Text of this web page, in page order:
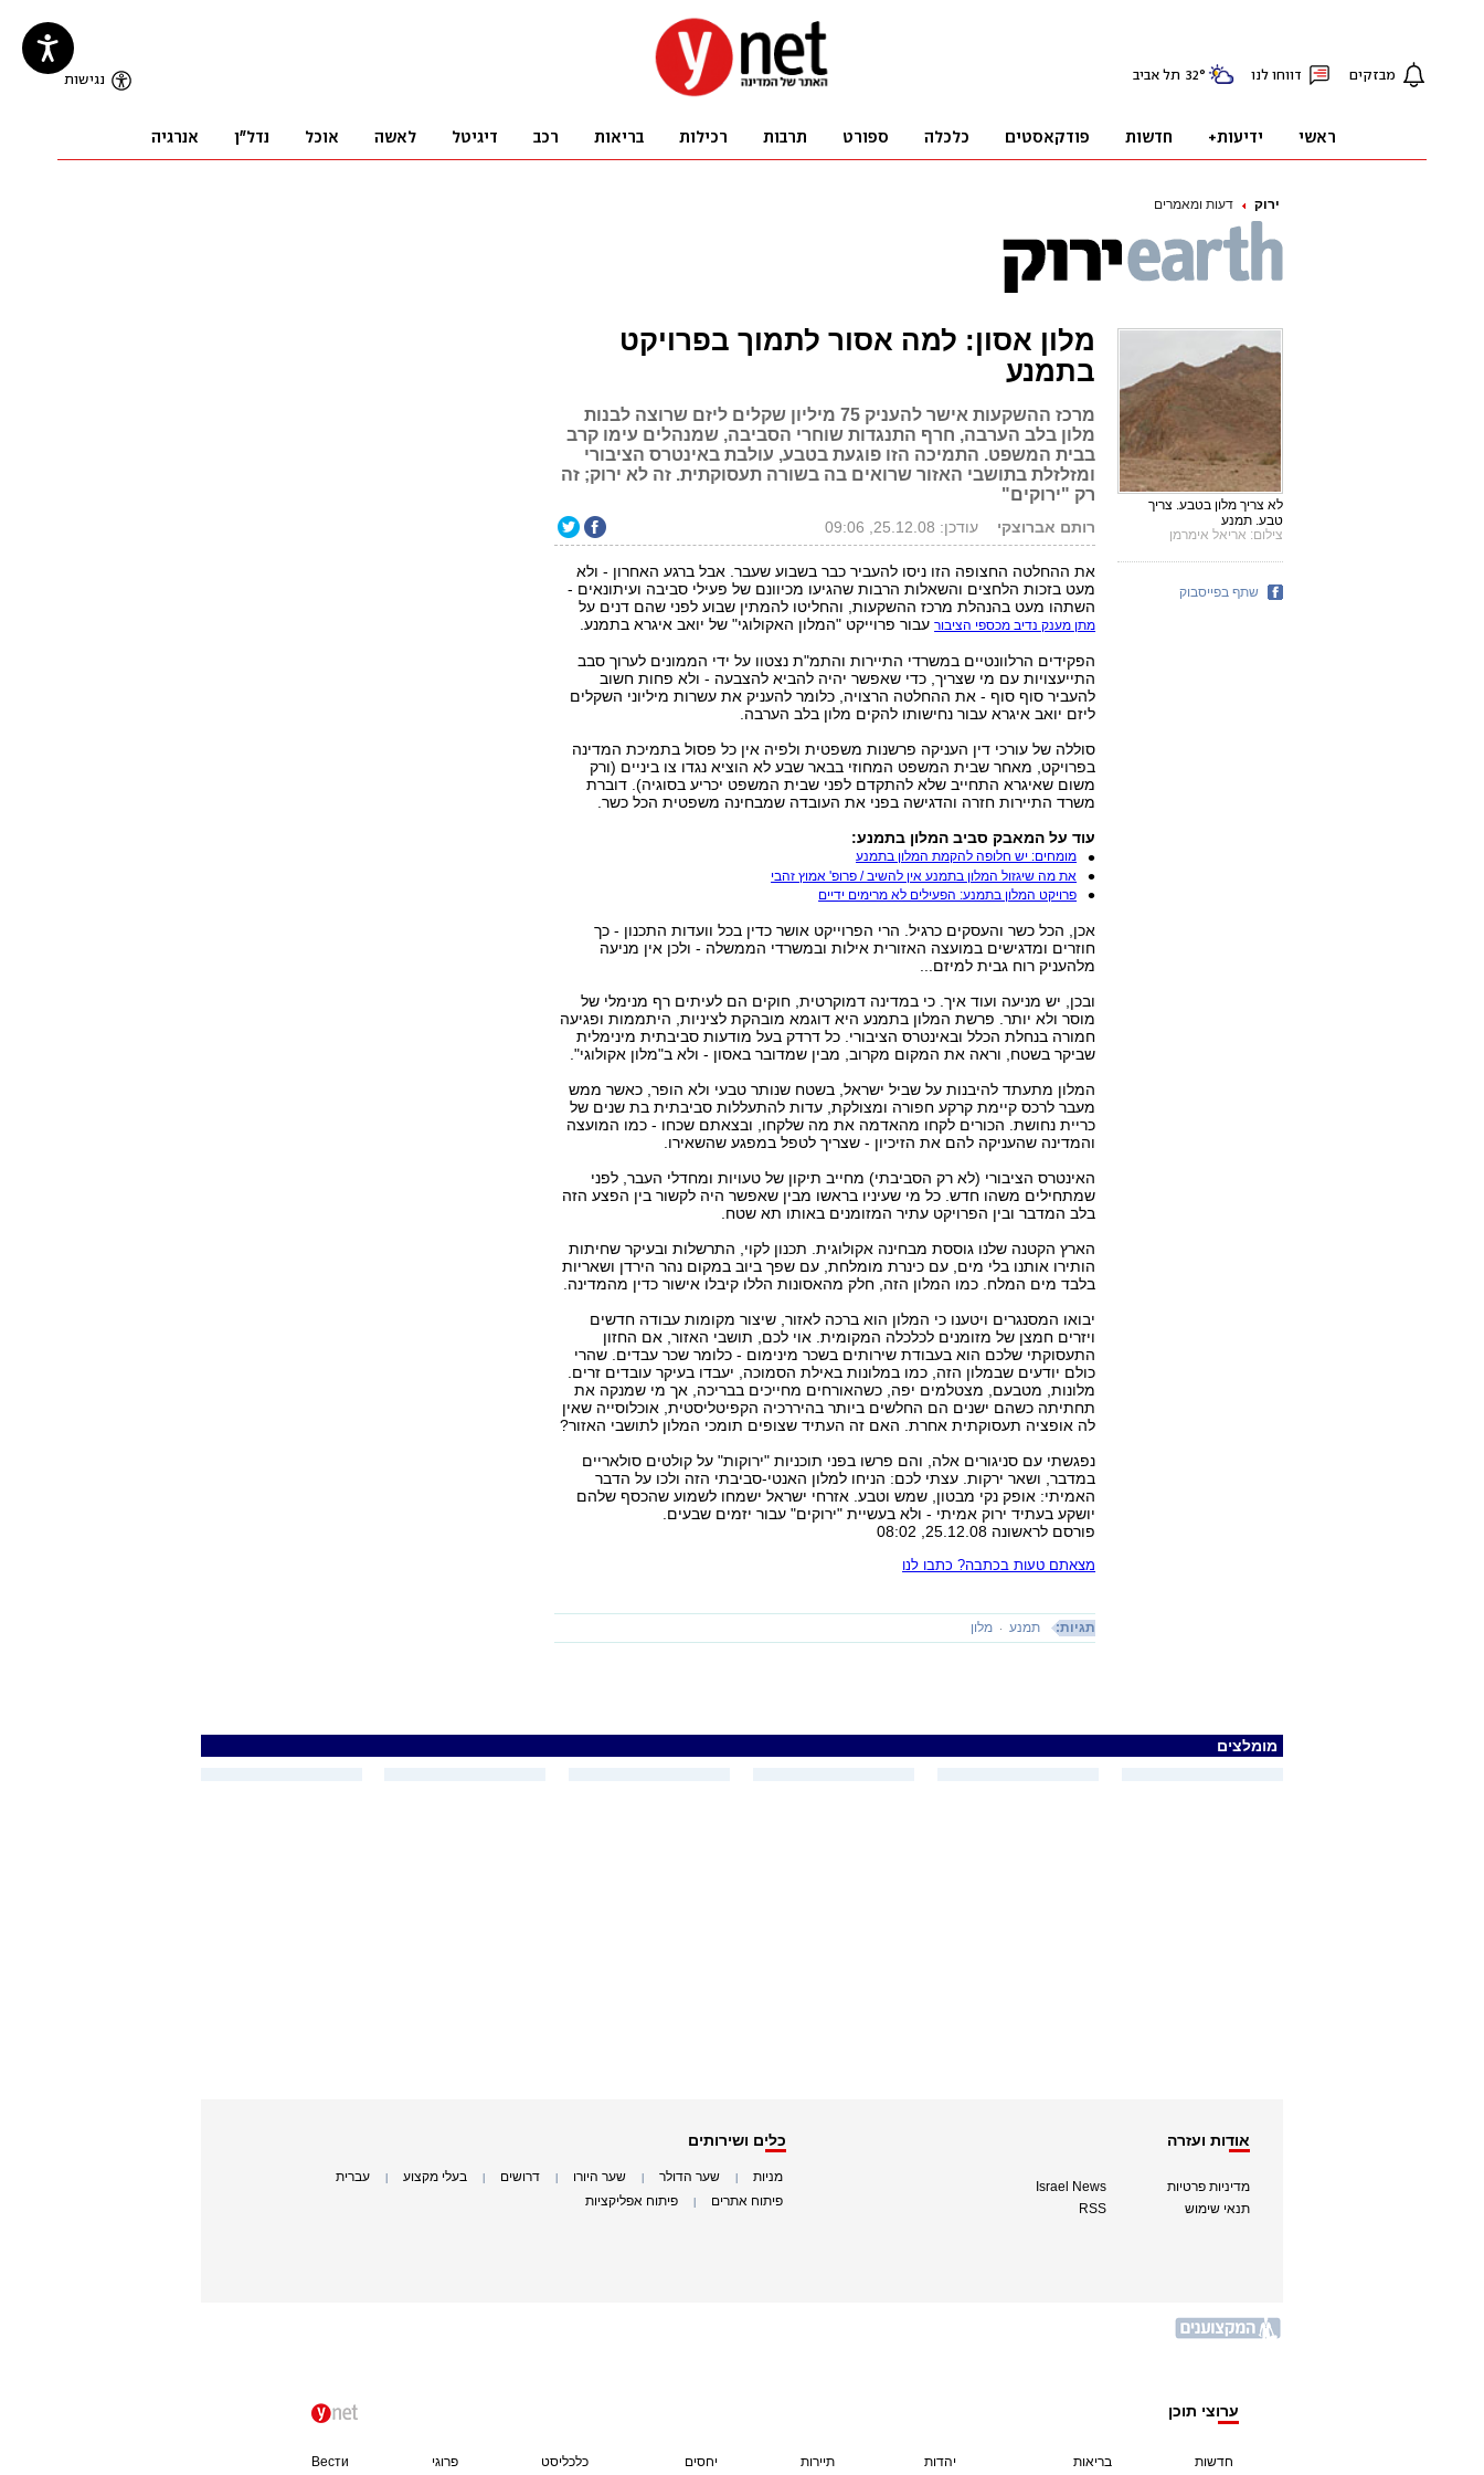
ירוק דעות ומאמרים
מלון אסון: למה אסור לתמוך בפרויקט
בתמנע
מרכז ההשקעות אישר להעניק 75 מיליון שקלים ליזם שרוצה לבנות
מלון בלב הערבה, חרף התנגדות שוחרי הסביבה, שמנהלים עימו קרב
בבית המשפט. התמיכה הזו פוגעת בטבע, עולבת באינטרס הציבורי
ומזלזלת בתושבי האזור שרואים בה בשורה תעסוקתית. זה לא ירוק; זה
רק "ירוקים"
רותם אברוצקי עודכן: 25.12.08, 09:06
את ההחלטה החצופה הזו ניסו להעביר כבר בשבוע שעבר. אבל ברגע האחרון - ולא
מעט בזכות הלחצים והשאלות הרבות שהגיעו מכיוונם של פעילי סביבה ועיתונאים -
השתהו מעט בהנהלת מרכז ההשקעות, והחליטו להמתין שבוע לפני שהם דנים על
מתן מענק נדיב מכספי הציבורעבור פרוייקט "המלון האקולוגי" של יואב איגרא בתמנע.
הפקידים הרלוונטיים במשרדי התיירות והתמ"ת נצטוו על ידי הממונים לערוך סבב
התייעצויות עם מי שצריך, כדי שאפשר יהיה להביא להצבעה - ולא פחות חשוב
להעביר סוף סוף - את ההחלטה הרצויה, כלומר להעניק את עשרות מיליוני השקלים
ליזם יואב איגרא עבור נחישותו להקים מלון בלב הערבה.
סוללה של עורכי דין העניקה פרשנות משפטית ולפיה אין כל פסול בתמיכת המדינה
בפרויקט, מאחר שבית המשפט המחוזי בבאר שבע לא הוציא נגדו צו ביניים (ורק
משום שאיגרא התחייב שלא להתקדם לפני שבית המשפט יכריע בסוגיה). דוברת
משרד התיירות חזרה והדגישה בפני את העובדה שמבחינה משפטית הכל כשר.
עוד על המאבק סביב המלון בתמנע:
מומחים: יש חלופה להקמת המלון בתמנע
את מה שיגזול המלון בתמנע אין להשיב / פרופ' אמוץ זהבי
פרויקט המלון בתמנע: הפעילים לא מרימים ידיים
אכן, הכל כשר והעסקים כרגיל. הרי הפרוייקט אושר כדין בכל וועדות התכנון - כך
חוזרים ומדגישים במועצה האזורית אילות ובמשרדי הממשלה - ולכן אין מניעה
מלהעניק רוח גבית למיזם...
ובכן, יש מניעה ועוד איך. כי במדינה דמוקרטית, חוקים הם לעיתים רף מנימלי של
מוסר ולא יותר. פרשת המלון בתמנע היא דוגמא מובהקת לציניות, היתממות ופגיעה
חמורה בנחלת הכלל ובאינטרס הציבורי. כל דרדק בעל מודעות סביבתית מינימלית
שביקר בשטח, וראה את המקום מקרוב, מבין שמדובר באסון - ולא ב"מלון אקולוגי".
המלון מתעתד להיבנות על שביל ישראל, בשטח שנותר טבעי ולא הופר, כאשר ממש
מעבר לרכס קיימת קרקע חפורה ומצולקת, עדות להתעללות סביבתית בת שנים של
כריית נחושת. הכורים לקחו מהאדמה את מה שלקחו, ובצאתם שכחו - כמו המועצה
והמדינה שהעניקה להם את הזיכיון - שצריך לטפל במפגע שהשאירו.
האינטרס הציבורי (לא רק הסביבתי) מחייב תיקון של טעויות ומחדלי העבר, לפני
שמתחילים משהו חדש. כל מי שעיניו בראשו מבין שאפשר היה לקשור בין הפצע הזה
בלב המדבר ובין הפרויקט עתיר המזומנים באותו תא שטח.
הארץ הקטנה שלנו גוססת מבחינה אקולוגית. תכנון לקוי, התרשלות ובעיקר שחיתות
הותירו אותנו בלי מים, עם כינרת מומלחת, עם שפך ביוב במקום נהר הירדן ושאריות
בלבד מים המלח. כמו המלון הזה, חלק מהאסונות הללו קיבלו אישור כדין מהמדינה.
יבואו המסנגרים ויטענו כי המלון הוא ברכה לאזור, שיצור מקומות עבודה חדשים
ויזרים חמצן של מזומנים לכלכלה המקומית. אוי לכם, תושבי האזור, אם החזון
התעסוקתי שלכם הוא בעבודת שירותים בשכר מינימום - כלומר שכר עבדים. שהרי
כולם יודעים שבמלון הזה, כמו במלונות באילת הסמוכה, יעבדו בעיקר עובדים זרים.
מלונות, מטבעם, מצטלמים יפה, כשהאורחים מחייכים בבריכה, אך מי שמנקה את
תחתיתה כשהם ישנים הם החלשים ביותר בהיררכיה הקפיטליסטית, אוכלוסייה שאין
לה אופציה תעסוקתית אחרת. האם זה העתיד שצופים תומכי המלון לתושבי האזור?
נפגשתי עם סניגורים אלה, והם פרשו בפני תוכניות "ירוקות" על קולטים סולאריים
במדבר, ושאר ירקות. עצתי לכם: הניחו למלון האנטי-סביבתי הזה ולכו על הדבר
האמיתי: אופק נקי מבטון, שמש וטבע. אזרחי ישראל ישמחו לשמוע שהכסף שלהם
יושקע בעתיד ירוק אמיתי - ולא בעשיית "ירוקים" עבור יזמים שבעים.
פורסם לראשונה 25.12.08, 08:02
מצאתם טעות בכתבה? כתבו לנו
תגיות: תמנע מלון
לא צריך מלון בטבע. צריך
טבע. תמנע
צילום: אריאל אימרמן
שתף בפייסבוק
מומלצים
אודות ועזרה
מדיניות פרטיות
תנאי שימוש
Israel News
RSS
כלים ושירותים
מניות שער הדולר שער היורו דרושים בעלי מקצוע עברית
פיתוח אתרים פיתוח אפליקציות
ערוצי תוכן
חדשות בריאות יהדות תיירות יחסים כלכליסט פרוגי Вести